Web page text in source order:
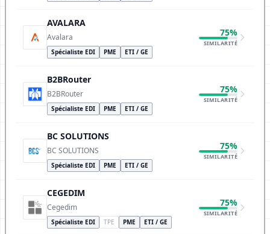
AVALARA
Avalara
Spécialiste EDI PME ETI / GE
75%
SIMILARITÉ
B2BRouter
B2BRouter
Spécialiste EDI PME ETI / GE
75%
SIMILARITÉ
BC SOLUTIONS
BC SOLUTIONS
Spécialiste EDI PME ETI / GE
75%
SIMILARITÉ
CEGEDIM
Cegedim
Spécialiste EDI TPE PME ETI / GE
75%
SIMILARITÉ